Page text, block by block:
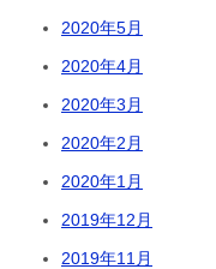
2020年5月
2020年4月
2020年3月
2020年2月
2020年1月
2019年12月
2019年11月